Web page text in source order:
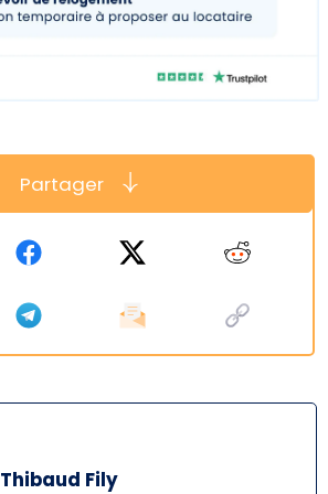
Partager
Thibaud Fily